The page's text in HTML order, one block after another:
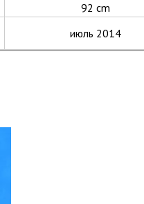
92 cm
июль 2014